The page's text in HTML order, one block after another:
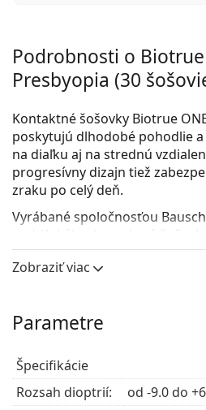
Podrobnosti o
Presbyopia (30
Kontaktné šošovky Biotrue
poskytujú dlhodobé pohodlie
na diaľku aj na strednú
progresívny dizajn tiež
zraku po celý deň.
Vyrábané spoločnosťou
multifokálne kontaktné šošovky
charakterizuje pokrokový
vysoký obsah vody pre
Hlavné výhody
Korekcia na každú vzdialenosť
poskytuje korekciu videnia
vzdialenosť a na diaľku v
Zobraziť viac
Parametre
Špecifikácie
Rozsah dioptrií:
od -9.0 do